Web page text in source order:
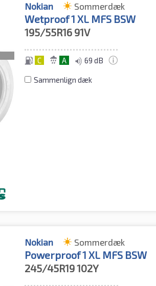
Nokian Sommerdæk
Wetproof 1 XL MFS BSW
195/55R16 91V
C A 69 dB
Sammenlign dæk
Nokian Sommerdæk
Powerproof 1 XL MFS BSW
245/45R19102Y